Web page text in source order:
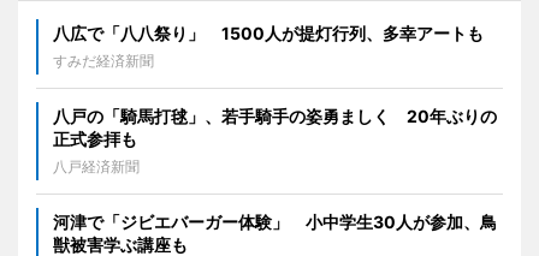
八広で「八八祭り」 1500人が提灯行列、多幸アートも
すみだ経済新聞
八戸の「騎馬打毬」、若手騎手の姿勇ましく 20年ぶりの
正式参拝も
八戸経済新聞
河津で「ジビエバーガー体験」 小中学生30人が参加、鳥
獣被害学ぶ講座も